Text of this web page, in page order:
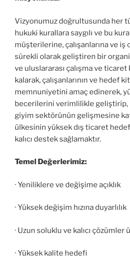
Vizyonumuz doğrultusunda her
hukuki kurallara saygılı ve bu
müşterilerine, çalışanlarına ve iş
sürekli olarak geliştiren bir
ve uluslararası çalışma ve ticaret
kalarak, çalışanlarının ve hedef
memnuniyetini amaç edinerek,
becerilerini verimlilikle geliştirip,
giyim sektörünün gelişmesine
ülkesinin yüksek dış ticaret
kalıcı destek sağlamaktır.
Temel Değerlerimiz:
· Yeniliklere ve değişime açıklık
· Yüksek değişim hızına duyarlılık
· Uzun soluklu ve kalıcı çözümler
· Yüksek kalite hedefi